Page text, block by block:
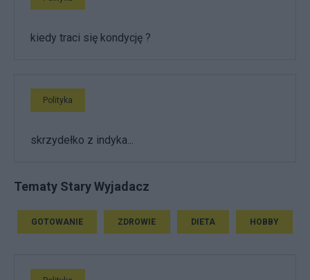
kiedy traci się kondycję ?
Polityka
skrzydełko z indyka...
Tematy Stary Wyjadacz
GOTOWANIE ZDROWIE DIETA HOBBY